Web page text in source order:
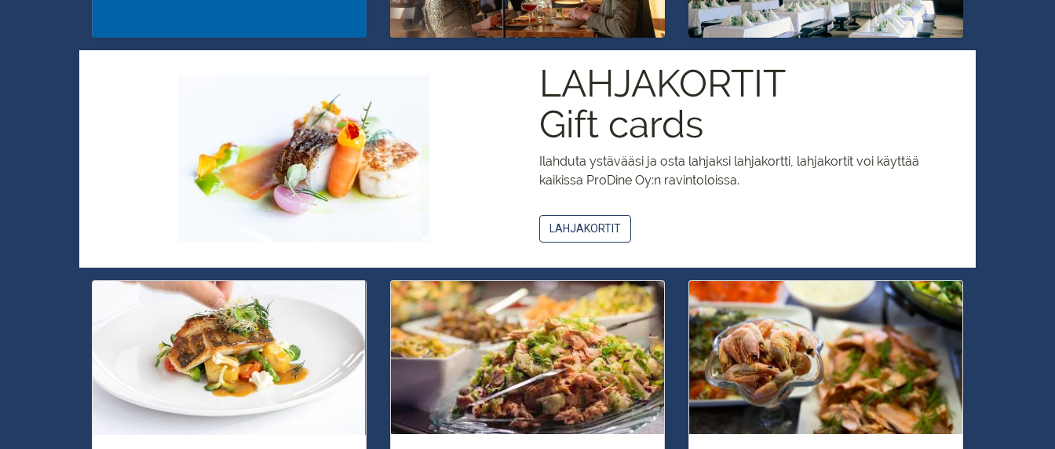
LAHJAKORTIT
Gift cards
Ilahduta ystävääsi ja osta lahjaksi lahjakortti, lahjakortit voi käyttää
kaikissa ProDine Oy:n ravintoloissa.
LAHJAKORTIT